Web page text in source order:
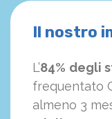
Il nostro
L’84% degli
frequentato
almeno 3